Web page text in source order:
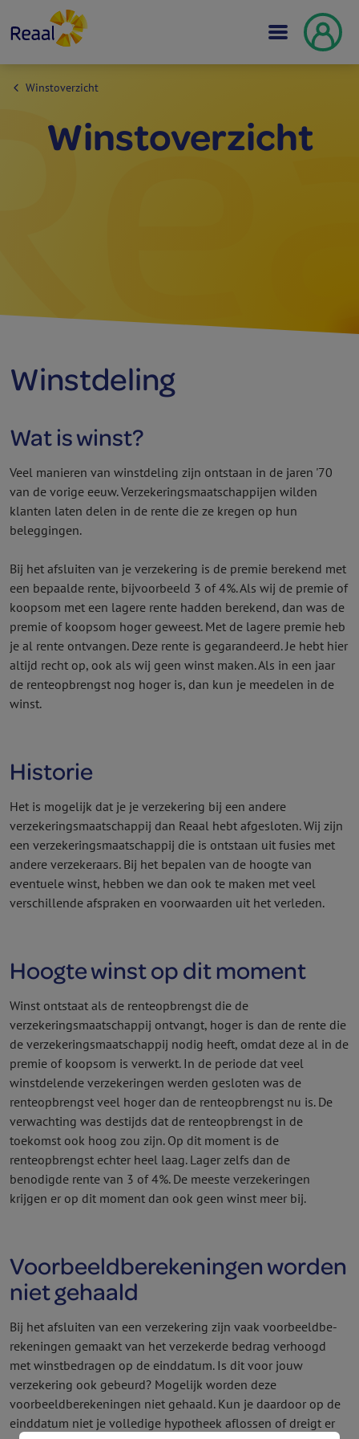
Winstoverzicht
Winst­overzicht
Winstdeling
Wat is winst?
Veel manieren van winstdeling zijn ontstaan in de jaren '70
van de vorige eeuw. Verzekeringsmaatschappijen wilden
klanten laten delen in de rente die ze kregen op hun
beleggingen.
Bij het afsluiten van je verzekering is de premie berekend met
een bepaalde rente, bijvoorbeeld 3 of 4%. Als wij de premie of
koopsom met een lagere rente hadden berekend, dan was de
premie of koopsom hoger geweest. Met de lagere premie heb
je al rente ontvangen. Deze rente is gegarandeerd. Je hebt hier
altijd recht op, ook als wij geen winst maken. Als in een jaar
de renteopbrengst nog hoger is, dan kun je meedelen in de
winst.
Historie
Het is mogelijk dat je je verzekering bij een andere
verzekeringsmaatschappij dan Reaal hebt afgesloten. Wij zijn
een verzekeringsmaatschappij die is ontstaan uit fusies met
andere verzekeraars. Bij het bepalen van de hoogte van
eventuele winst, hebben we dan ook te maken met veel
verschillende afspraken en voor­waarden uit het verleden.
Hoogte winst op dit moment
Winst ontstaat als de renteopbrengst die de
verzekeringsmaatschappij ontvangt, hoger is dan de rente die
de verzekeringsmaatschappij nodig heeft, omdat deze al in de
premie of koopsom is verwerkt. In de periode dat veel
winstdelende verzekeringen werden gesloten was de
renteopbrengst veel hoger dan de renteopbrengst nu is. De
verwachting was destijds dat de renteopbrengst in de
toekomst ook hoog zou zijn. Op dit moment is de
renteopbrengst echter heel laag. Lager zelfs dan de
benodigde rente van 3 of 4%. De meeste verzekeringen
krijgen er op dit moment dan ook geen winst meer bij.
Voorbeeldbe­rekeningen worden
niet gehaald
Bij het afsluiten van een verzekering zijn vaak voorbeeldbe­
rekeningen gemaakt van het verzekerde bedrag verhoogd
met winst­bedragen op de einddatum. Is dit voor jouw
verzekering ook gebeurd? Mogelijk worden deze
voorbeeldbe­rekeningen niet gehaald. Kun je daardoor op de
einddatum niet je volledige hypotheek aflossen of dreigt er